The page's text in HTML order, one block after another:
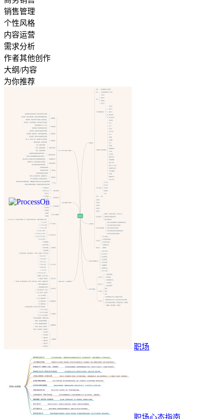
销售管理
个性风格
内容运营
需求分析
作者其他创作
大纲/内容
为你推荐
职场
职场心态指南